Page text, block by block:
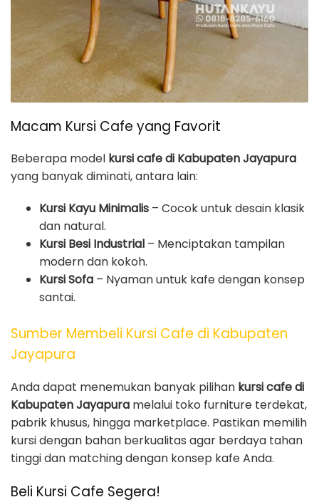
Macam Kursi Cafe yang Favorit
Beberapa model kursi cafe di Kabupaten Jayapura
yang banyak diminati, antara lain:
Kursi Kayu Minimalis – Cocok untuk desain klasik
dan natural.
Kursi Besi Industrial – Menciptakan tampilan
modern dan kokoh.
Kursi Sofa – Nyaman untuk kafe dengan konsep
santai.
Sumber Membeli Kursi Cafe di Kabupaten
Jayapura
Anda dapat menemukan banyak pilihan kursi cafe di
Kabupaten Jayapura melalui toko furniture terdekat,
pabrik khusus, hingga marketplace. Pastikan memilih
kursi dengan bahan berkualitas agar berdaya tahan
tinggi dan matching dengan konsep kafe Anda.
Beli Kursi Cafe Segera!